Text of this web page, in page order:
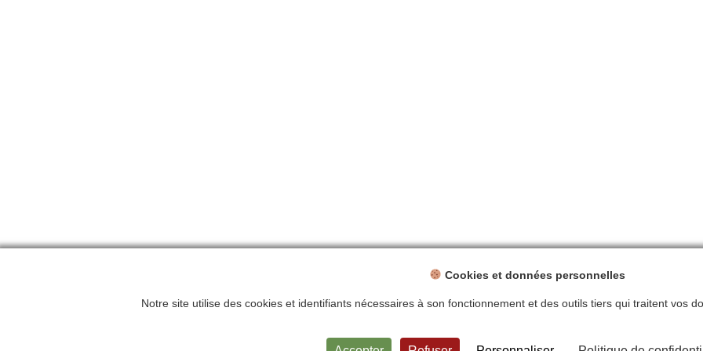
Mentions légales Politique de confidentialité Plan du site Contact
Cookies et données personnelles
Notre site utilise des cookies et identifiants nécessaires à son fonctionnement et des outils tiers qui traitent vos